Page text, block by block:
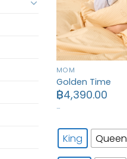
MOM
Golden Time
฿4,390.00
…
King Queen